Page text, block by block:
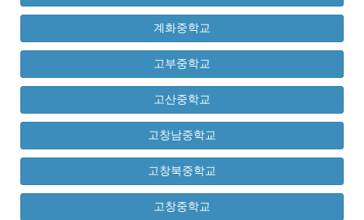
계화중학교
고부중학교
고산중학교
고창남중학교
고창북중학교
고창중학교